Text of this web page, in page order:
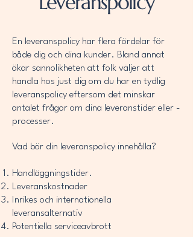
En leveranspolicy har flera fördelar för
både dig och dina kunder. Bland annat
ökar sannolikheten att folk väljer att
handla hos just dig om du har en tydlig
leveranspolicy eftersom det minskar
antalet frågor om dina leveranstider eller -
processer.
Vad bör din leveranspolicy innehålla?
Handläggningstider.
Leveranskostnader
Inrikes och internationella
leveransalternativ
Potentiella serviceavbrott